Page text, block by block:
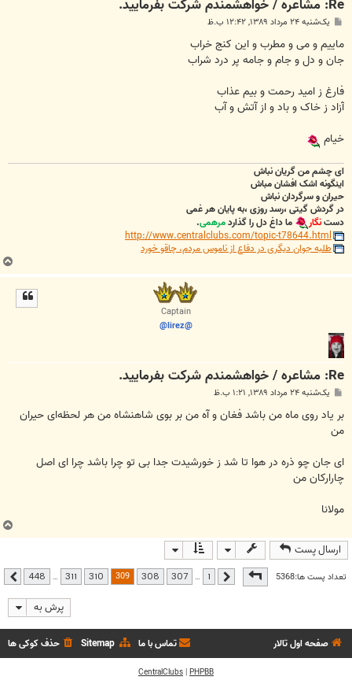
Re: مشاعره / خواهشمندم شرکت بفرماييد.
پ
ت
یک‌شنبه ۲۴ مرداد ۱۳۸۹, ۱۲:۴۲ ب.ظ
ماییم و می و مطرب و این کنج خراب
جان و دل و جام و جامه پر درد شراب
فارغ ز امید رحمت و بیم عذاب
آزاد ز خاک و باد و از آتش و آب
خیام
ای چشم من گریان نباش
اینگونه اشک افشان مباش
حیران و سرگردان نباش
در گردش گیتی ،رسد روزی ،به پایان هر غمی
دستنگار ما داغ دل را گذاردمرهمی.
http://www.centralclubs.com/topic-t78644.html
طلبه جوان دیگری در دفاع از ناموس مردم، چاقو خورد
ب
ا
Captain
@lirez@
Re: مشاعره / خواهشمندم شرکت بفرماييد.
پ
ت
یک‌شنبه ۲۴ مرداد ۱۳۸۹, ۱:۲۱ ب.ظ
بر یاد روی ماه من باشد فغان و آه من بر بوی شاهنشاه من هر لحظه‌ای حیران
من
ای جان چو ذره در هوا تا شد ز خورشیدت جدا بی تو چرا باشد چرا ای اصل
چارارکان من
مولانا
ب
ا
ارسال پست
تعداد پست ها:5368
صفحه309از 448 قبلی …
307
308
309
310
311
…
448 بعدی
پرش به
صفحه اول تالار حذف کوکی ها Sitemap تماس با ما
PHPBB
|
CentralClubs